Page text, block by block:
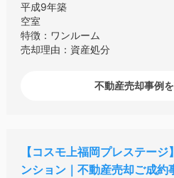
平成9年築
空室
特徴：ワンルーム
売却理由：資産処分
不動産売却事例
コスモ上福岡プレステージ
ンション｜不動産売却ご成約